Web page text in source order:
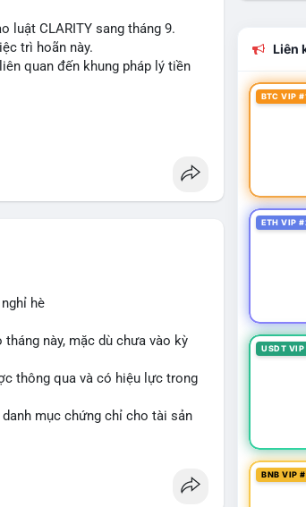
luật CLARITY sang tháng 9.
trì hoãn này.
quan đến khung pháp lý tiền
hè
này, mặc dù chưa vào kỳ
thông qua và có hiệu lực trong
mục chứng chỉ cho tài sản
tư và phát triển thị trường
Liên
BTC VIP
ETH VIP
USDT
BNB VIP